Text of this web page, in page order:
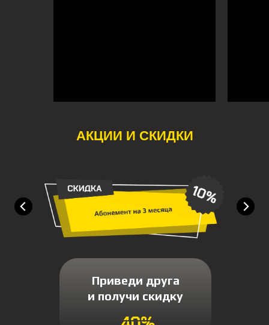
АКЦИИ И СКИДКИ
Приведи друга
и получи скидку